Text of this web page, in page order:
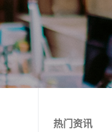
热门资讯